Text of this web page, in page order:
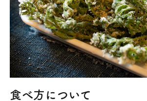
食べ方について